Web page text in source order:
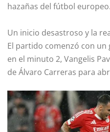
hazañas del fútbol europeo.
Un inicio desastroso y la
El partido comenzó con un
en el minuto 2, Vangelis
de Álvaro Carreras para